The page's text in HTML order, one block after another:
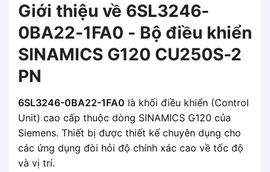
Giới thiệu về 6SL3246-
0BA22-1FA0 - Bộ điều khiển
SINAMICS G120 CU250S-2
PN
6SL3246-0BA22-1FA0 là khối điều khiển (Control
Unit) cao cấp thuộc dòng SINAMICS G120 của
Siemens. Thiết bị được thiết kế chuyên dụng cho
các ứng dụng đòi hỏi độ chính xác cao về tốc độ
và vị trí.